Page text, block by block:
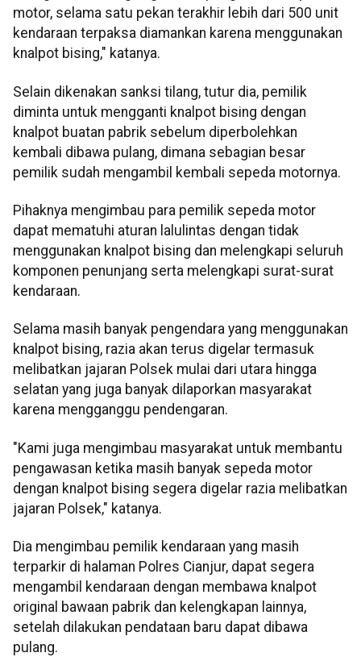
motor, selama satu pekan terakhir lebih dari 500 unit
kendaraan terpaksa diamankan karena menggunakan
knalpot bising," katanya.
Selain dikenakan sanksi tilang, tutur dia, pemilik
diminta untuk mengganti knalpot bising dengan
knalpot buatan pabrik sebelum diperbolehkan
kembali dibawa pulang, dimana sebagian besar
pemilik sudah mengambil kembali sepeda motornya.
Pihaknya mengimbau para pemilik sepeda motor
dapat mematuhi aturan lalulintas dengan tidak
menggunakan knalpot bising dan melengkapi seluruh
komponen penunjang serta melengkapi surat-surat
kendaraan.
Selama masih banyak pengendara yang menggunakan
knalpot bising, razia akan terus digelar termasuk
melibatkan jajaran Polsek mulai dari utara hingga
selatan yang juga banyak dilaporkan masyarakat
karena mengganggu pendengaran.
"Kami juga mengimbau masyarakat untuk membantu
pengawasan ketika masih banyak sepeda motor
dengan knalpot bising segera digelar razia melibatkan
jajaran Polsek," katanya.
Dia mengimbau pemilik kendaraan yang masih
terparkir di halaman Polres Cianjur, dapat segera
mengambil kendaraan dengan membawa knalpot
original bawaan pabrik dan kelengkapan lainnya,
setelah dilakukan pendataan baru dapat dibawa
pulang.